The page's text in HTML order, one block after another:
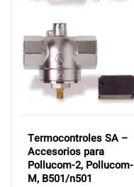
Termocontroles SA –
Accesorios para
Pollucom-2, Pollucom-
M, B501/n501